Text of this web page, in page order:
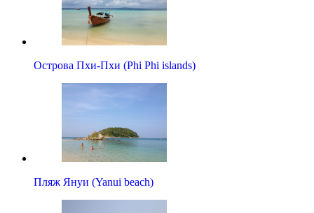
Острова Пхи-Пхи (Phi Phi islands)
Пляж Януи (Yanui beach)